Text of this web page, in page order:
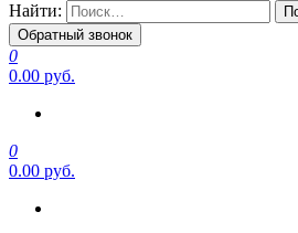
Найти:
Обратный звонок
0
0.00 руб.
0
0.00 руб.